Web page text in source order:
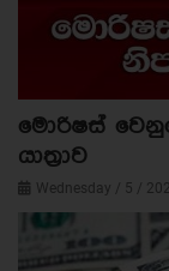
මොරිෂස්
යාත්‍රාව
Wednesday / 5 /